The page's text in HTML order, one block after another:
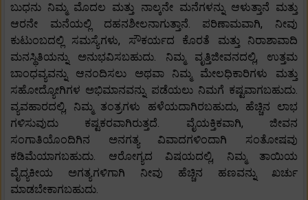
ಬುಧನು ನಿಮ್ಮ ಮೊದಲ ಮತ್ತು ನಾಲ್ಕನೇ ಮನೆಗಳನ್ನು ಆಳುತ್ತಾನೆ ಮತ್ತು
ಆರನೇ ಮನೆಯಲ್ಲಿ ದಹನಶೀಲನಾಗುತ್ತಾನೆ. ಪರಿಣಾಮವಾಗಿ, ನೀವು
ಕುಟುಂಬದಲ್ಲಿ ಸಮಸ್ಯೆಗಳು, ಸೌಕರ್ಯದ ಕೊರತೆ ಮತ್ತು ನಿರಾಶಾವಾದಿ
ಮನಸ್ಥಿತಿಯನ್ನು ಅನುಭವಿಸಬಹುದು. ನಿಮ್ಮ ವೃತ್ತಿಜೀವನದಲ್ಲಿ, ಉತ್ತಮ
ಬಾಂಧವ್ಯವನ್ನು ಆನಂದಿಸಲು ಅಥವಾ ನಿಮ್ಮ ಮೇಲಧಿಕಾರಿಗಳು ಮತ್ತು
ಸಹೋದ್ಯೋಗಿಗಳ ಅಭಿಮಾನವನ್ನು ಪಡೆಯಲು ನಿಮಗೆ ಕಷ್ಟವಾಗಬಹುದು.
ವ್ಯವಹಾರದಲ್ಲಿ, ನಿಮ್ಮ ತಂತ್ರಗಳು ಹಳೆಯದಾಗಿರಬಹುದು, ಹೆಚ್ಚಿನ ಲಾಭ
ಗಳಿಸುವುದು ಕಷ್ಟಕರವಾಗಿರುತ್ತದೆ. ವೈಯಕ್ತಿಕವಾಗಿ, ಜೀವನ
ಸಂಗಾತಿಯೊಂದಿಗಿನ ಅನಗತ್ಯ ವಿವಾದಗಳಿಂದಾಗಿ ಸಂತೋಷವು
ಕಡಿಮೆಯಾಗಬಹುದು. ಆರೋಗ್ಯದ ವಿಷಯದಲ್ಲಿ, ನಿಮ್ಮ ತಾಯಿಯ
ವೈದ್ಯಕೀಯ ಅಗತ್ಯಗಳಿಗಾಗಿ ನೀವು ಹೆಚ್ಚಿನ ಹಣವನ್ನು ಖರ್ಚು
ಮಾಡಬೇಕಾಗಬಹುದು.